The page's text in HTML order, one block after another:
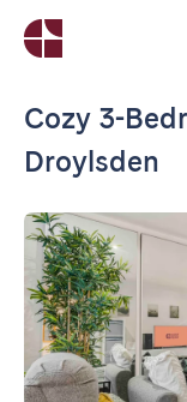
Cozy 3-
Droylsden